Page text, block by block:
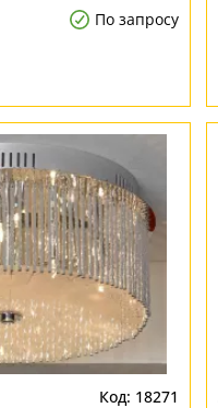
По запросу
18271